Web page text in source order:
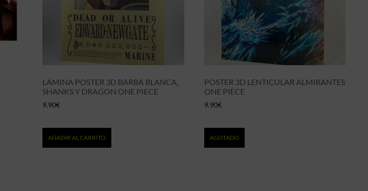
LÁMINA POSTER 3D BARBA BLANCA,
SHANKS Y DRAGON ONE PIECE
9.90€
AÑADIR AL CARRITO
POSTER 3D LENTICULAR ALMIRANTES
ONE PIECE
9.90€
AGOTADO